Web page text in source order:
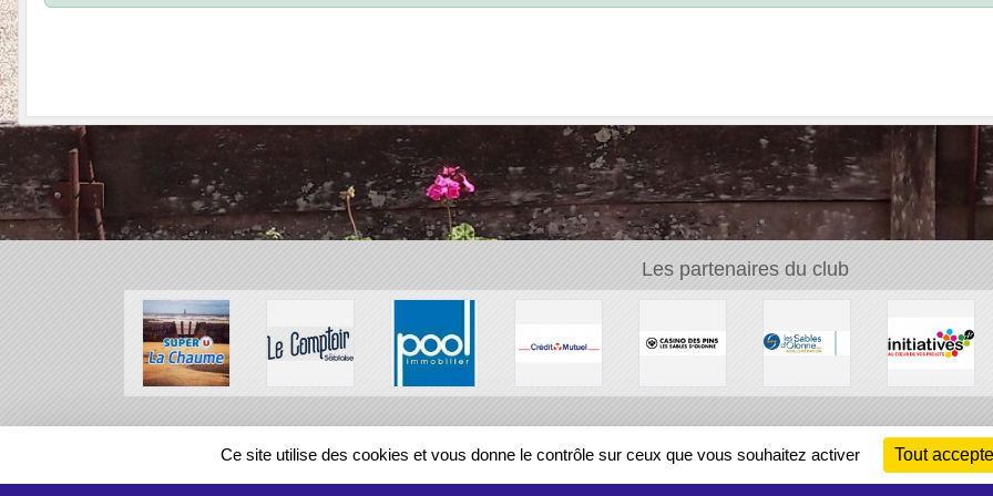
Les partenaires du club
REGIONS
Ce site utilise des cookies et vous donne le contrôle sur ceux que vous souhaitez activer Tout